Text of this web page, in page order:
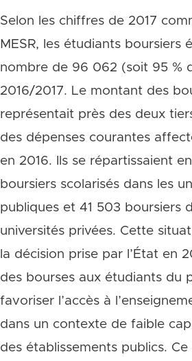
Selon les chiffres de 2017
MESR, les étudiants boursiers
nombre de 96 062 (soit 95 %
2016/2017. Le montant des
représentait près des deux
des dépenses courantes
en 2016. Ils se répartissaient
boursiers scolarisés dans les
publiques et 41 503 boursiers
universités privées. Cette
la décision prise par l’État en
des bourses aux étudiants du
favoriser l’accès à
dans un contexte de faible
des établissements publics.